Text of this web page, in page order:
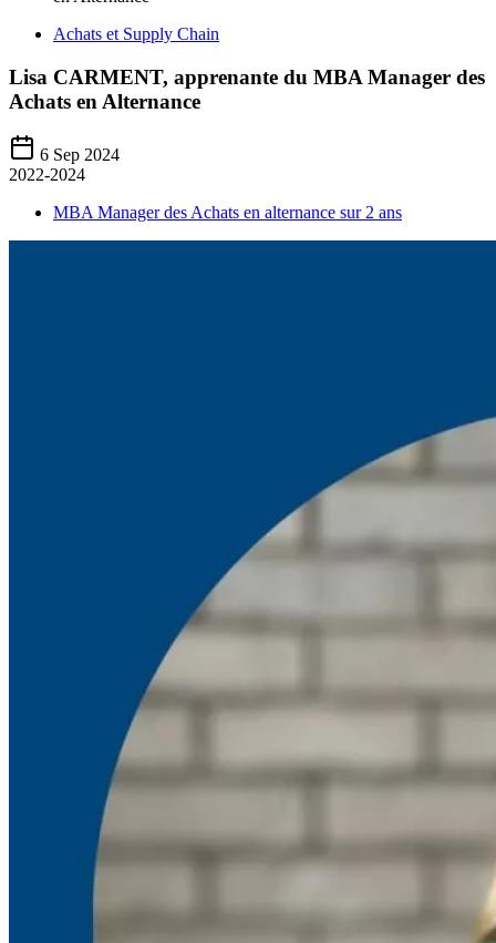
Achats et Supply Chain
Lisa CARMENT, apprenante du MBA Manager des
Achats en Alternance
6 Sep 2024
2022-2024
MBA Manager des Achats en alternance sur 2 ans